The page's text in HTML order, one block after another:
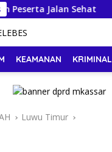
Jalan Sehat
KEAMANAN KRIMINAL
Luwu Timur